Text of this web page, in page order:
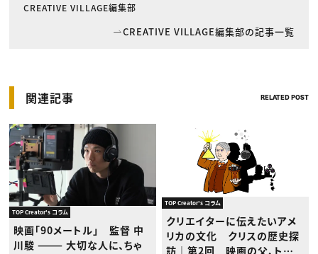
CREATIVE VILLAGE編集部
CREATIVE VILLAGE編集部の記事一覧
関連記事 RELATED POST
TOP Creator's コラム
映画「90メートル」 監督 中
川駿 ——— 大切な人に、ちゃ
TOP Creator's コラム
クリエイターに伝えたいアメ
リカの文化 クリスの歴史探
訪｜第2回 映画の父、トーマ